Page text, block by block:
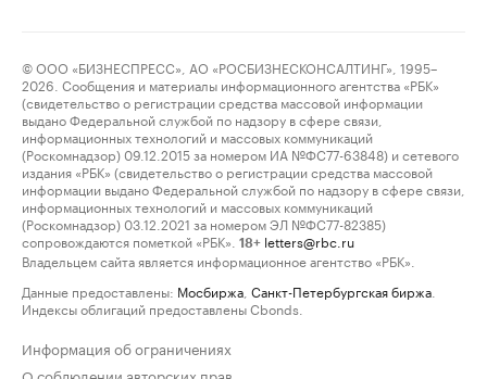
© ООО «БИЗНЕСПРЕСС», АО «РОСБИЗНЕСКОНСАЛТИНГ», 1995–
2026. Сообщения и материалы информационного агентства «РБК»
(свидетельство о регистрации средства массовой информации
выдано Федеральной службой по надзору в сфере связи,
информационных технологий и массовых коммуникаций
(Роскомнадзор) 09.12.2015 за номером ИА №ФС77-63848) и сетевого
издания «РБК» (свидетельство о регистрации средства массовой
информации выдано Федеральной службой по надзору в сфере связи,
информационных технологий и массовых коммуникаций
(Роскомнадзор) 03.12.2021 за номером ЭЛ №ФС77-82385)
сопровождаются пометкой «РБК».
18+ letters@rbc.ru
Владельцем сайта является информационное агентство «РБК».
Данные предоставлены: Мосбиржа Санкт-Петербургская биржа
Индексы облигаций предоставлены Cbonds.
Информация об ограничениях
О соблюдении авторских прав